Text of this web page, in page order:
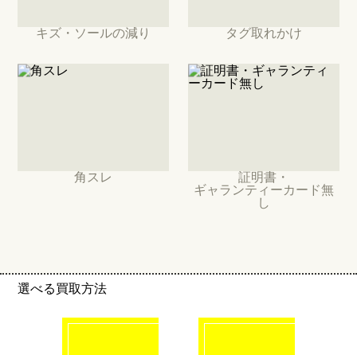
キズ・ソールの減り タグ取れかけ
角スレ
証明書・
ギャランティーカード無
し
選べる買取方法